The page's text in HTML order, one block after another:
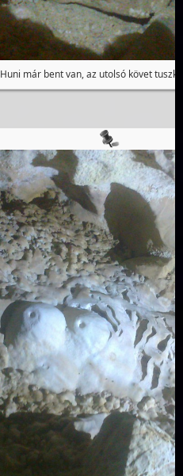
Huni már bent van, az utolsó követ